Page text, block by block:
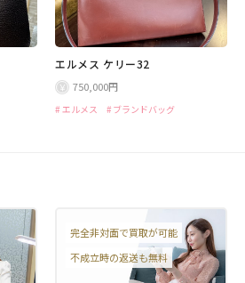
エルメス ケリー32
750,000円
エルメス ブランドバッグ
完全非対面で買取が可能
不成立時の返送も無料